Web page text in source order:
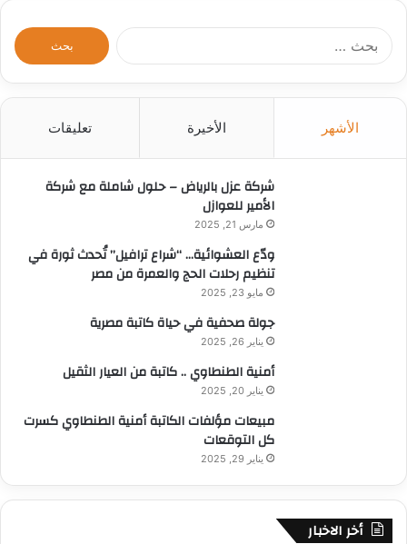
الأشهر الأخيرة تعليقات
شركة عزل بالرياض – حلول شاملة مع شركة
الأمير للعوازل
مارس 21, 2025
ودّع العشوائية… “شراع ترافيل” تُحدث ثورة في
تنظيم رحلات الحج والعمرة من مصر
مايو 23, 2025
جولة صحفية في حياة كاتبة مصرية
يناير 26, 2025
أمنية الطنطاوي .. كاتبة من العيار الثقيل
يناير 20, 2025
مبيعات مؤلفات الكاتبة أمنية الطنطاوي كسرت
كل التوقعات
يناير 29, 2025
أخر الاخبار